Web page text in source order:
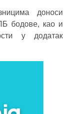
доноси
бодове, као и
у додатак